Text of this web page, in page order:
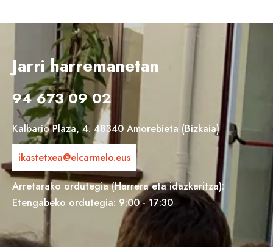
Jarri harremanetan
94 673 09 02
Kalbario Plaza, 4. 48340 Amorebieta (Bizkaia)
ikastetxea@elcarmelo.eus
Arretarako ordutegia (Harrera eta idazkaritza):
Etengabeko ordutegia: 9:00 - 17:30